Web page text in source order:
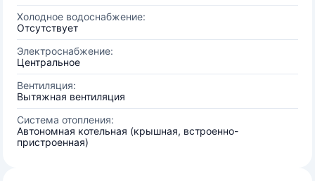
Холодное водоснабжение:
Отсутствует
Электроснабжение:
Центральное
Вентиляция:
Вытяжная вентиляция
Система отопления:
Автономная котельная (крышная, встроенно-
пристроенная)